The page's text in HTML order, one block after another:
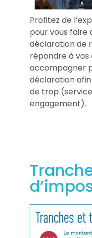
Profitez de
pour vous
déclaration de
répondre à vos
accompagner
déclaration
de trop
engagement).